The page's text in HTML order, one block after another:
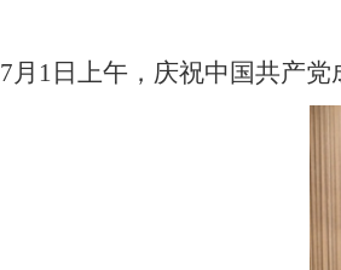
7月1日上午，庆祝中国共产党